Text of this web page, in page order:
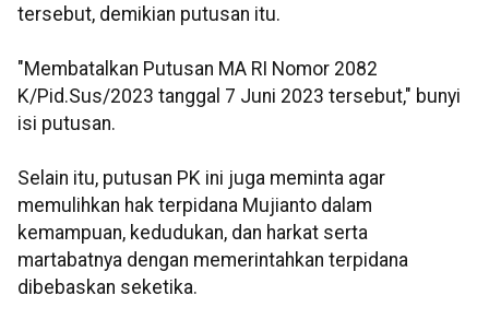
tersebut, demikian putusan itu.
"Membatalkan Putusan MA RI Nomor 2082
K/Pid.Sus/2023 tanggal 7 Juni 2023 tersebut," bunyi
isi putusan.
Selain itu, putusan PK ini juga meminta agar
memulihkan hak terpidana Mujianto dalam
kemampuan, kedudukan, dan harkat serta
martabatnya dengan memerintahkan terpidana
dibebaskan seketika.